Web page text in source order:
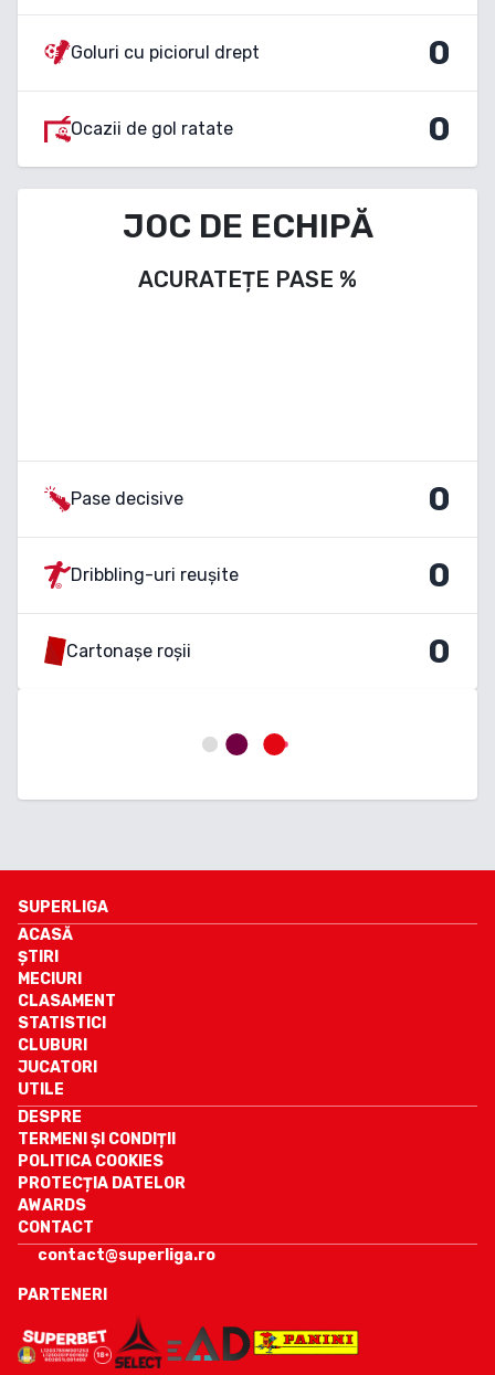
Goluri cu piciorul drept 0
Ocazii de gol ratate 0
JOC DE ECHIPĂ
ACURATEȚE PASE %
Pase decisive 0
Dribbling-uri reușite 0
Cartonașe roșii 0
SUPERLIGA
ACASĂ
ȘTIRI
MECIURI
CLASAMENT
STATISTICI
CLUBURI
JUCATORI
UTILE
DESPRE
TERMENI ȘI CONDIȚII
POLITICA COOKIES
PROTECȚIA DATELOR
AWARDS
CONTACT
contact@superliga.ro
PARTENERI